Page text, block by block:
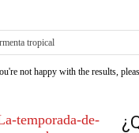
not happy with the results,